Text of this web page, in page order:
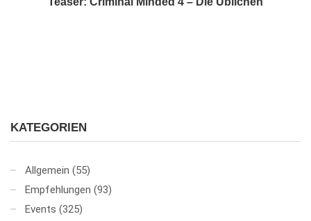
KATEGORIEN
Allgemein (55)
Empfehlungen (93)
Events (325)